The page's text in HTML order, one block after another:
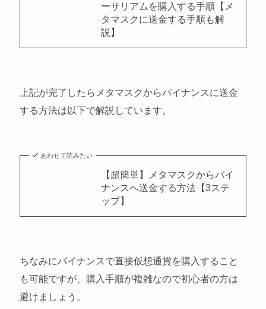
ーサリアムを購入する手順【メ
タマスクに送金する手順も解
説】
上記が完了したらメタマスクからバイナンスに送金
する方法は以下で解説しています。
あわせて読みたい
【超簡単】メタマスクからバイ
ナンスへ送金する方法【3ステ
ップ】
ちなみにバイナンスで直接仮想通貨を購入すること
も可能ですが、購入手順が複雑なので初心者の方は
避けましょう。